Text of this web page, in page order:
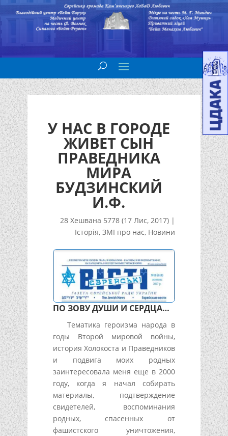
У НАС В ГОРОДЕ
ЖИВЕТ СЫН
ПРАВЕДНИКА
МИРА
БУДЗИНСКИЙ
И.Ф.
28 Хешвана 5778 (17 Лис, 2017) |
Історія,ЗМІ про нас, Новини
ПО ЗОВУ ДУШИ И СЕРДЦА…
Тематика героизма народа в
годы Второй мировой войны,
история Холокоста и Праведников
и подвига моих родных
заинтересовала меня еще в 2000
году, когда я начал собирать
материалы, подтверждение
свидетелей, воспоминания
родных, спасенных от
фашистского уничтожения,